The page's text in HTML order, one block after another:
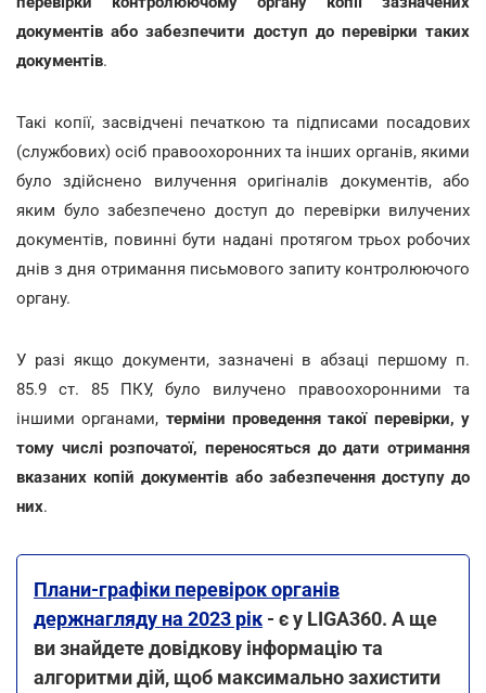
документів або забезпечити доступ до перевірки таких
документів.
Такі копії, засвідчені печаткою та підписами посадових
(службових) осіб правоохоронних та інших органів, якими
було здійснено вилучення оригіналів документів, або
яким було забезпечено доступ до перевірки вилучених
документів, повинні бути надані протягом трьох робочих
днів з дня отримання письмового запиту контролюючого
органу.
У разі якщо документи, зазначені в абзаці першому п.
85.9 ст. 85 ПКУ, було вилучено правоохоронними та
іншими органами, терміни проведення такої перевірки, у
тому числі розпочатої, переносяться до дати отримання
вказаних копій документів або забезпечення доступу до
них.
Плани-графіки перевірок органів
держнагляду на 2023 рік - є у LIGA360. А ще
ви знайдете довідкову інформацію та
алгоритми дій, щоб максимально захистити